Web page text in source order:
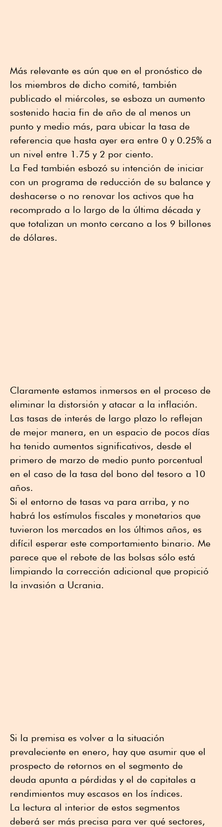
Más relevante es aún que en el pronóstico de
los miembros de dicho comité, también
publicado el miércoles, se esboza un aumento
sostenido hacia fin de año de al menos un
punto y medio más, para ubicar la tasa de
referencia que hasta ayer era entre 0 y 0.25% a
un nivel entre 1.75 y 2 por ciento.
La Fed también esbozó su intención de iniciar
con un programa de reducción de su balance y
deshacerse o no renovar los activos que ha
recomprado a lo largo de la última década y
que totalizan un monto cercano a los 9 billones
de dólares.
Claramente estamos inmersos en el proceso de
eliminar la distorsión y atacar a la inflación.
Las tasas de interés de largo plazo lo reflejan
de mejor manera, en un espacio de pocos días
ha tenido aumentos significativos, desde el
primero de marzo de medio punto porcentual
en el caso de la tasa del bono del tesoro a 10
años.
Si el entorno de tasas va para arriba, y no
habrá los estímulos fiscales y monetarios que
tuvieron los mercados en los últimos años, es
difícil esperar este comportamiento binario. Me
parece que el rebote de las bolsas sólo está
limpiando la corrección adicional que propició
la invasión a Ucrania.
Si la premisa es volver a la situación
prevaleciente en enero, hay que asumir que el
prospecto de retornos en el segmento de
deuda apunta a pérdidas y el de capitales a
rendimientos muy escasos en los índices.
La lectura al interior de estos segmentos
deberá ser más precisa para ver qué sectores,